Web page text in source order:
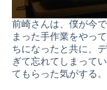
前崎さんは、僕が今
まった手作業をやっ
ちになったと共に、
ぎて忘れてしまって
てもらった気がする。